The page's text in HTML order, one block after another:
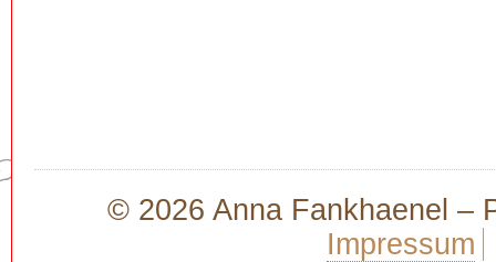
© 2026 Anna Fankhaenel –
Impressum